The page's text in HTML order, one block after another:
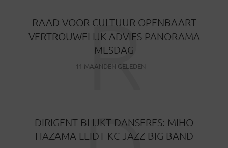
RAAD VOOR CULTUUR OPENBAART
VERTROUWELIJK ADVIES PANORAMA
MESDAG
11 MAANDEN GELEDEN
R
DIRIGENT BLIJKT DANSERES: MIHO
HAZAMA LEIDT KC JAZZ BIG BAND